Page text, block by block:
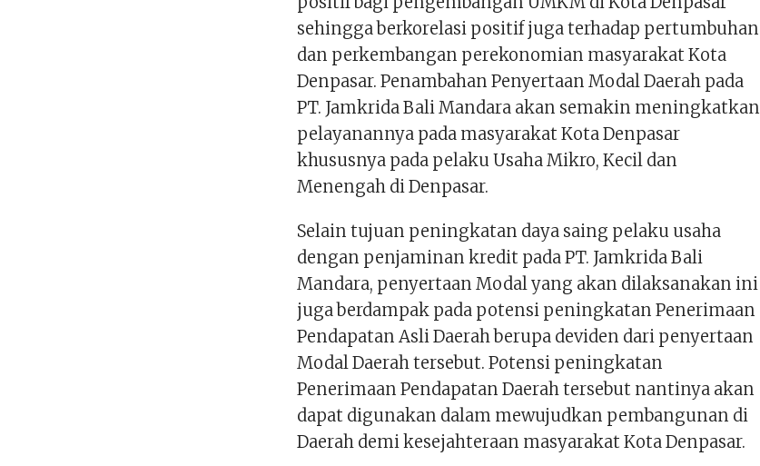
sehingga berkorelasi positif juga terhadap pertumbuhan
dan perkembangan perekonomian masyarakat Kota
Denpasar. Penambahan Penyertaan Modal Daerah pada
PT. Jamkrida Bali Mandara akan semakin meningkatkan
pelayanannya pada masyarakat Kota Denpasar
khususnya pada pelaku Usaha Mikro, Kecil dan
Menengah di Denpasar.
Selain tujuan peningkatan daya saing pelaku usaha
dengan penjaminan kredit pada PT. Jamkrida Bali
Mandara, penyertaan Modal yang akan dilaksanakan ini
juga berdampak pada potensi peningkatan Penerimaan
Pendapatan Asli Daerah berupa deviden dari penyertaan
Modal Daerah tersebut. Potensi peningkatan
Penerimaan Pendapatan Daerah tersebut nantinya akan
dapat digunakan dalam mewujudkan pembangunan di
Daerah demi kesejahteraan masyarakat Kota Denpasar.